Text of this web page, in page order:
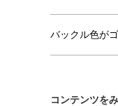
バックル色が
コンテンツを